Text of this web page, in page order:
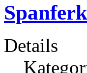
Details